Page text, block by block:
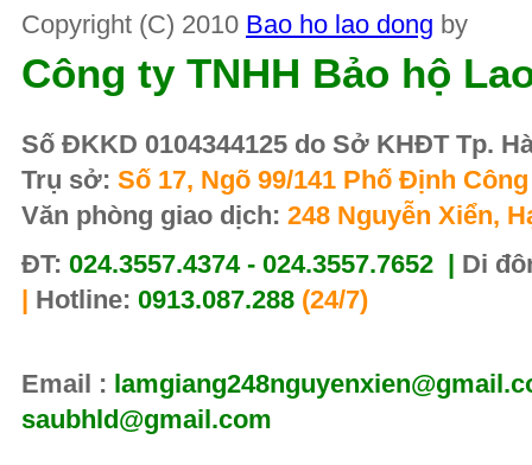
Copyright (C) 2010 Bao ho lao dong by
Công ty TNHH Bảo hộ
Số ĐKKD 0104344125 do Sở KHĐT Tp.
Trụ sở: Số 17, Ngõ 99/141 Phố Định
Văn phòng giao dịch: 248 Nguyễn Xiển,
ĐT: 024.3557.4374 - 024.3557.7652 | Di
| Hotline: 0913.087.288 (24/7)
Email :
saubhld@gmail.com